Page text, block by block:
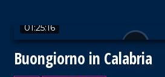
01:25:16
Buongiorno in Calabria